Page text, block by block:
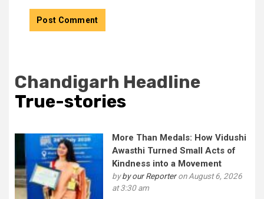
Chandigarh Headline
True-stories
More Than Medals: How Vidushi
Awasthi Turned Small Acts of
Kindness into a Movement
byby our Reporteron August 6, 2026
at 3:30 am